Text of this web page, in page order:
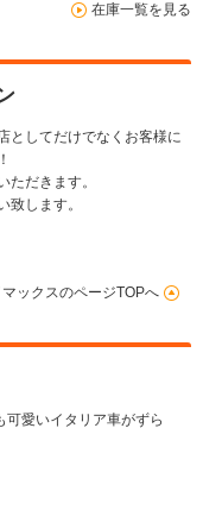
在庫一覧を見る
としてだけでなくお客様に
だきます。
致します。
ックスのページTOPへ
可愛いイタリア車がずら